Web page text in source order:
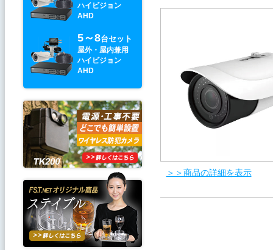
ハイビジョン
AHD
5～8台セット
屋外・屋内兼用
ハイビジョン
AHD
＞＞商品の詳細を表示